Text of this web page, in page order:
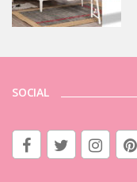
SOCIAL